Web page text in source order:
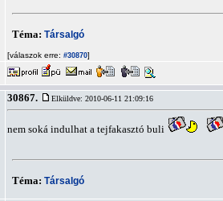
Téma: Társalgó
[válaszok erre: #30870]
30867. Elküldve: 2010-06-11 21:09:16
nem soká indulhat a tejfakasztó buli
Téma: Társalgó